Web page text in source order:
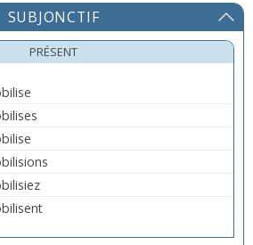
SUBJONCTIF
PRÉSENT